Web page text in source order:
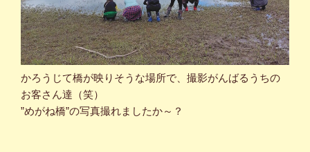
かろうじて橋が映りそうな場所で、撮影がんばるうちの
お客さん達（笑）
”めがね橋”の写真撮れましたか～？